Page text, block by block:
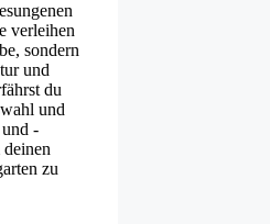
verleihen
sondern
und
du
und
-
zu